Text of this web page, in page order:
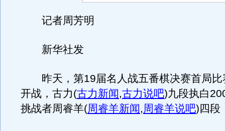
记者周芳明
新华社发
昨天，第19届名人战五番棋决赛首局比
开战，古力(古力新闻,古力说吧)九段执白
挑战者周睿羊(周睿羊新闻,周睿羊说吧)四段